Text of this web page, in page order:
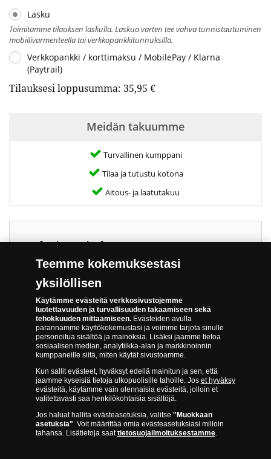
Lasku
Toimitamme tilauksen laskulla. Laskua varten tee vahva tunnistautuminen
mobiilivarmenteella tai verkkopankkitunnuksilla.
Verkkopankki / korttimaksu / MobilePay / Klarna
(Paytrail)
Tilauksesi loppusumma: 35,95 €
Meidän takuumme
Turvallinen kumppani
Tilaa ja tutustu kotona
Aitous- ja laatutakuu
Tekniset tiedot
Laskettu liikkeeseen:
Paino:
Suomen Pankin setelipaino
Koko:
120 x 68 mm
Valmistettu:
1945-1954
Poistettu liikkeestä:
1.1.1994
Etupuoli:
Mänty, nimellisarvo,
sarjanumero,
allekirjoitukset
Kääntöpuoli:
Leijonavaakuna
havunoksilla kehystettynä,
Teemme kokemuksestasi
yksilöllisen
Käytämme evästeitä verkkosivustojemme
luotettavuuden ja turvallisuuden takaamiseen sekä
tehokkuuden mittaamiseen.Evästeiden avulla
parannamme käyttökokemustasi ja voimme tarjota sinulle
personoitua sisältöä ja mainoksia. Lisäksi jaamme tietoa
sosiaalisen median, analytiikka-alan ja markkinoinnin
kumppaneille siitä, miten käytät sivustoamme.
Kun sallit evästeet, hyväksyt edellä mainitun ja sen, että
jaamme kyseisiä tietoja ulkopuolisille tahoille. Jos et hyväksy
evästeitä, käytämme vain olennaisia evästeitä, jolloin et
valitettavasti saa henkilökohtaisia sisältöjä.
Jos haluat hallita evästeasetuksia, valitse "Muokkaan
asetuksia". Voit määrittää omia evästeasetuksiasi milloin
tahansa. Lisätietoja saattietosuojailmoituksestamme.